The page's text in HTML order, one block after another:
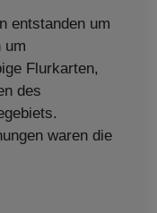
entstanden um
um
Flurkarten,
des
waren die